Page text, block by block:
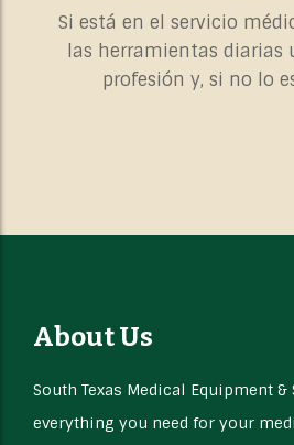
Si está en el servicio
las herramientas diarias
profesión y, si no lo
About Us
South Texas Medical Equipment
everything you need for your